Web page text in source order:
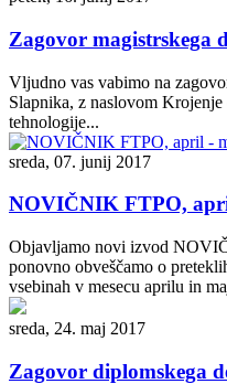
Zagovor magistrskega
Vljudno vas vabimo na
Slapnika, z naslovom
tehnologije...
sreda, 07. junij 2017
NOVIČNIK FTPO,
Objavljamo novi izvod
ponovno obveščamo o
vsebinah v mesecu aprilu in
sreda, 24. maj 2017
Zagovor diplomskega